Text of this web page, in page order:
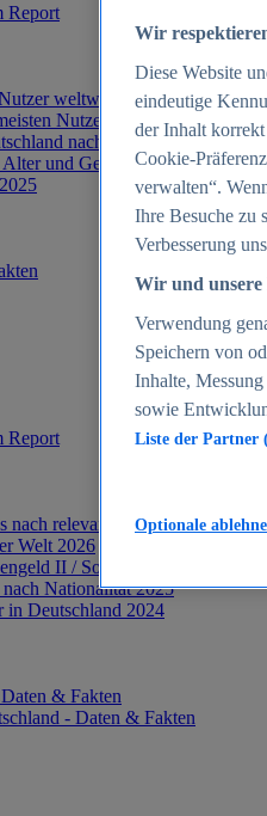
Report
weltweit 2012-2025
Nutzern weltweit 2025
nach Generationen 2025
und Geschlecht in
Report
relevanten Altersgruppen
Welt 2026
II / Sozialgeld / Bürgergeld
Nationalität 2025
in Deutschland 2024
& Fakten
- Daten & Fakten
Wir
Diese Website
eindeutige
der Inhalt
Cookie-
verwalten“.
Ihre Besuche zu
Verbesserung
Wir und unsere
Verwendung
Speichern von
Inhalte,
sowie
Liste der Partner
Optionale